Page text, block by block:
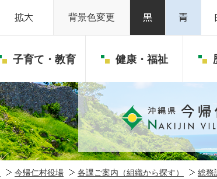
背景色変更
子育て・教育 健康・福祉
今帰仁村役場 各課ご案内（組織から探す） 総務